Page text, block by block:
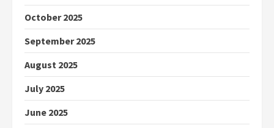
October 2025
September 2025
August 2025
July 2025
June 2025